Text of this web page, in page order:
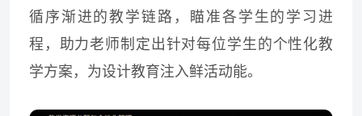
循序渐进的教学链路，瞄准各学生的学习进
程，助力老师制定出针对每位学生的个性化教
学方案，为设计教育注入鲜活动能。